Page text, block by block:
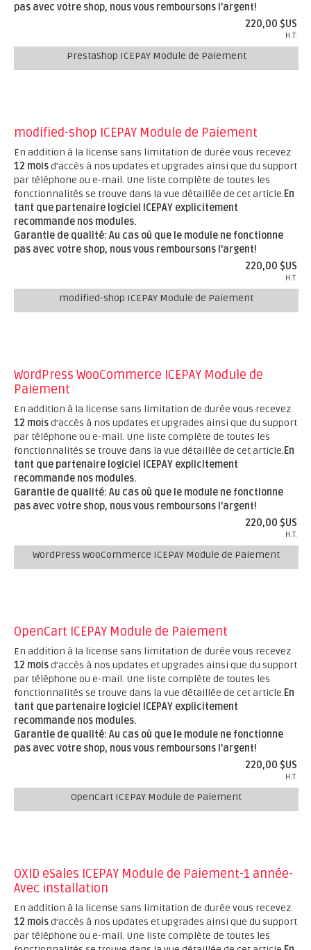
pas avec votre shop, nous vous remboursons l'argent!
220,00 $US
H.T.
PrestaShop ICEPAY Module de Paiement
modified-shop ICEPAY Module de Paiement
En addition à la license sans limitation de durée vous recevez
12 moisd'accès à nos updates et upgrades ainsi que du support
par téléphone ou e-mail. Une liste complète de toutes les
fonctionnalités se trouve dans la vue détaillée de cet article.En
tant que partenaire logiciel ICEPAY explicitement
recommande nos modules.
Garantie de qualité: Au cas où que le module ne fonctionne
pas avec votre shop, nous vous remboursons l'argent!
220,00 $US
H.T.
modified-shop ICEPAY Module de Paiement
WordPress WooCommerce ICEPAY Module de
Paiement
En addition à la license sans limitation de durée vous recevez
12 moisd'accès à nos updates et upgrades ainsi que du support
par téléphone ou e-mail. Une liste complète de toutes les
fonctionnalités se trouve dans la vue détaillée de cet article.En
tant que partenaire logiciel ICEPAY explicitement
recommande nos modules.
Garantie de qualité: Au cas où que le module ne fonctionne
pas avec votre shop, nous vous remboursons l'argent!
220,00 $US
H.T.
WordPress WooCommerce ICEPAY Module de Paiement
OpenCart ICEPAY Module de Paiement
En addition à la license sans limitation de durée vous recevez
12 moisd'accès à nos updates et upgrades ainsi que du support
par téléphone ou e-mail. Une liste complète de toutes les
fonctionnalités se trouve dans la vue détaillée de cet article.En
tant que partenaire logiciel ICEPAY explicitement
recommande nos modules.
Garantie de qualité: Au cas où que le module ne fonctionne
pas avec votre shop, nous vous remboursons l'argent!
220,00 $US
H.T.
OpenCart ICEPAY Module de Paiement
OXID eSales ICEPAY Module de Paiement-1 année-
Avec installation
En addition à la license sans limitation de durée vous recevez
12 moisd'accès à nos updates et upgrades ainsi que du support
par téléphone ou e-mail. Une liste complète de toutes les